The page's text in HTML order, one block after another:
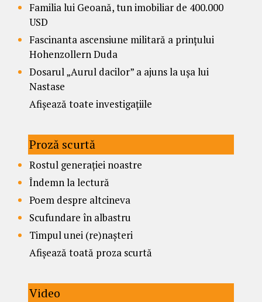
Familia lui Geoană, tun imobiliar de 400.000
USD
Fascinanta ascensiune militară a prințului
Hohenzollern Duda
Dosarul „Aurul dacilor” a ajuns la ușa lui
Nastase
Afișează toate investigațiile
Proză scurtă
Rostul generației noastre
Îndemn la lectură
Poem despre altcineva
Scufundare în albastru
Timpul unei (re)nașteri
Afișează toată proza scurtă
Video